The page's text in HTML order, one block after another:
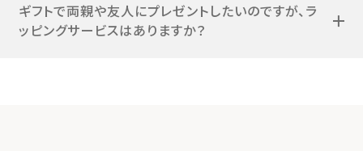
ギフトで両親や友人にプレゼントしたいのですが、ラ
ッピングサービスはありますか？